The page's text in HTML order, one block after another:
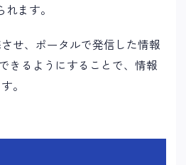
ます。
せ、ポータルで発信した情報
きるようにすることで、情報
。